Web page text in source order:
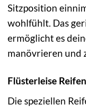
Sitzposition
wohlfühlt. Das
ermöglicht es
manövrieren und
Flüsterleise
Die speziellen